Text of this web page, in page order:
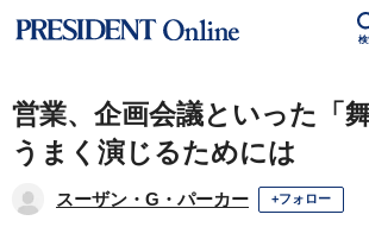
検
営業、企画会議といった「
うまく演じるためには
スーザン・G・パーカー +フォロー